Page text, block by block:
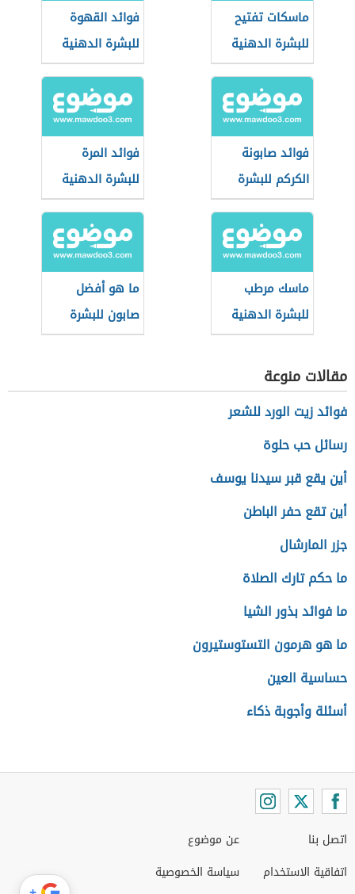
ماسكات تفتيح
للبشرة الدهنية
فوائد القهوة
للبشرة الدهنية
فوائد صابونة
الكركم للبشرة
الدهنية
فوائد المرة
للبشرة الدهنية
ماسك مرطب
للبشرة الدهنية
ما هو أفضل
صابون للبشرة
الدهنية
مقالات منوعة
فوائد زيت الورد للشعر
رسائل حب حلوة
أين يقع قبر سيدنا يوسف
أين تقع حفر الباطن
جزر المارشال
ما حكم تارك الصلاة
ما فوائد بذور الشيا
ما هو هرمون التستوستيرون
حساسية العين
أسئلة وأجوبة ذكاء
اتصل بنا
اتفاقية الاستخدام
عن موضوع
سياسة الخصوصية